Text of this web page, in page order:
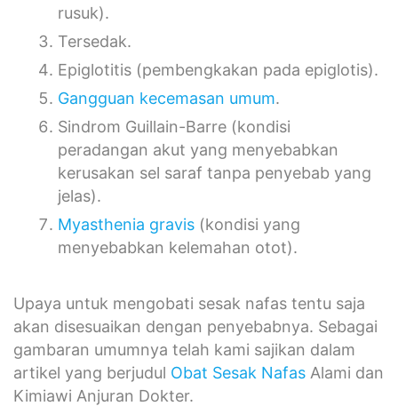
rusuk).
Tersedak.
Epiglotitis (pembengkakan pada epiglotis).
Gangguan kecemasan umum.
Sindrom Guillain-Barre (kondisi
peradangan akut yang menyebabkan
kerusakan sel saraf tanpa penyebab yang
jelas).
Myasthenia gravis (kondisi yang
menyebabkan kelemahan otot).
Upaya untuk mengobati sesak nafas tentu saja
akan disesuaikan dengan penyebabnya. Sebagai
gambaran umumnya telah kami sajikan dalam
artikel yang berjudul Obat Sesak Nafas Alami dan
Kimiawi Anjuran Dokter.